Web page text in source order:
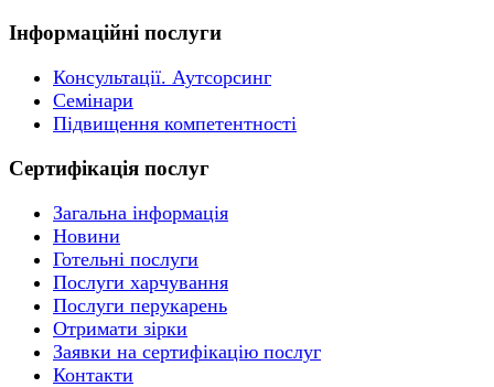
Інформаційні послуги
Консультації. Аутсорсинг
Семінари
Підвищення компетентності
Сертифікація послуг
Загальна інформація
Новини
Готельні послуги
Послуги харчування
Послуги перукарень
Отримати зірки
Заявки на сертифікацію послуг
Контакти